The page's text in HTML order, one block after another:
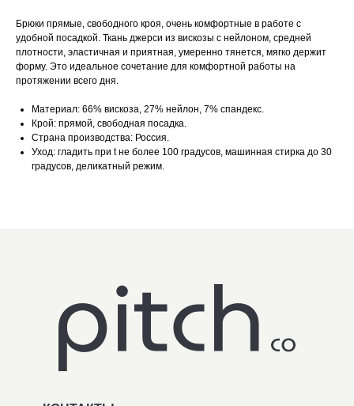
Брюки прямые, свободного кроя, очень комфортные в работе с
удобной посадкой. Ткань джерси из вискозы с нейлоном, средней
плотности, эластичная и приятная, умеренно тянется, мягко держит
форму. Это идеальное сочетание для комфортной работы на
протяжении всего дня.
Материал: 66% вискоза, 27% нейлон, 7% спандекс.
Крой: прямой, свободная посадка.
Страна производства: Россия.
Уход: гладить при t не более 100 градусов, машинная стирка до 30
градусов, деликатный режим.